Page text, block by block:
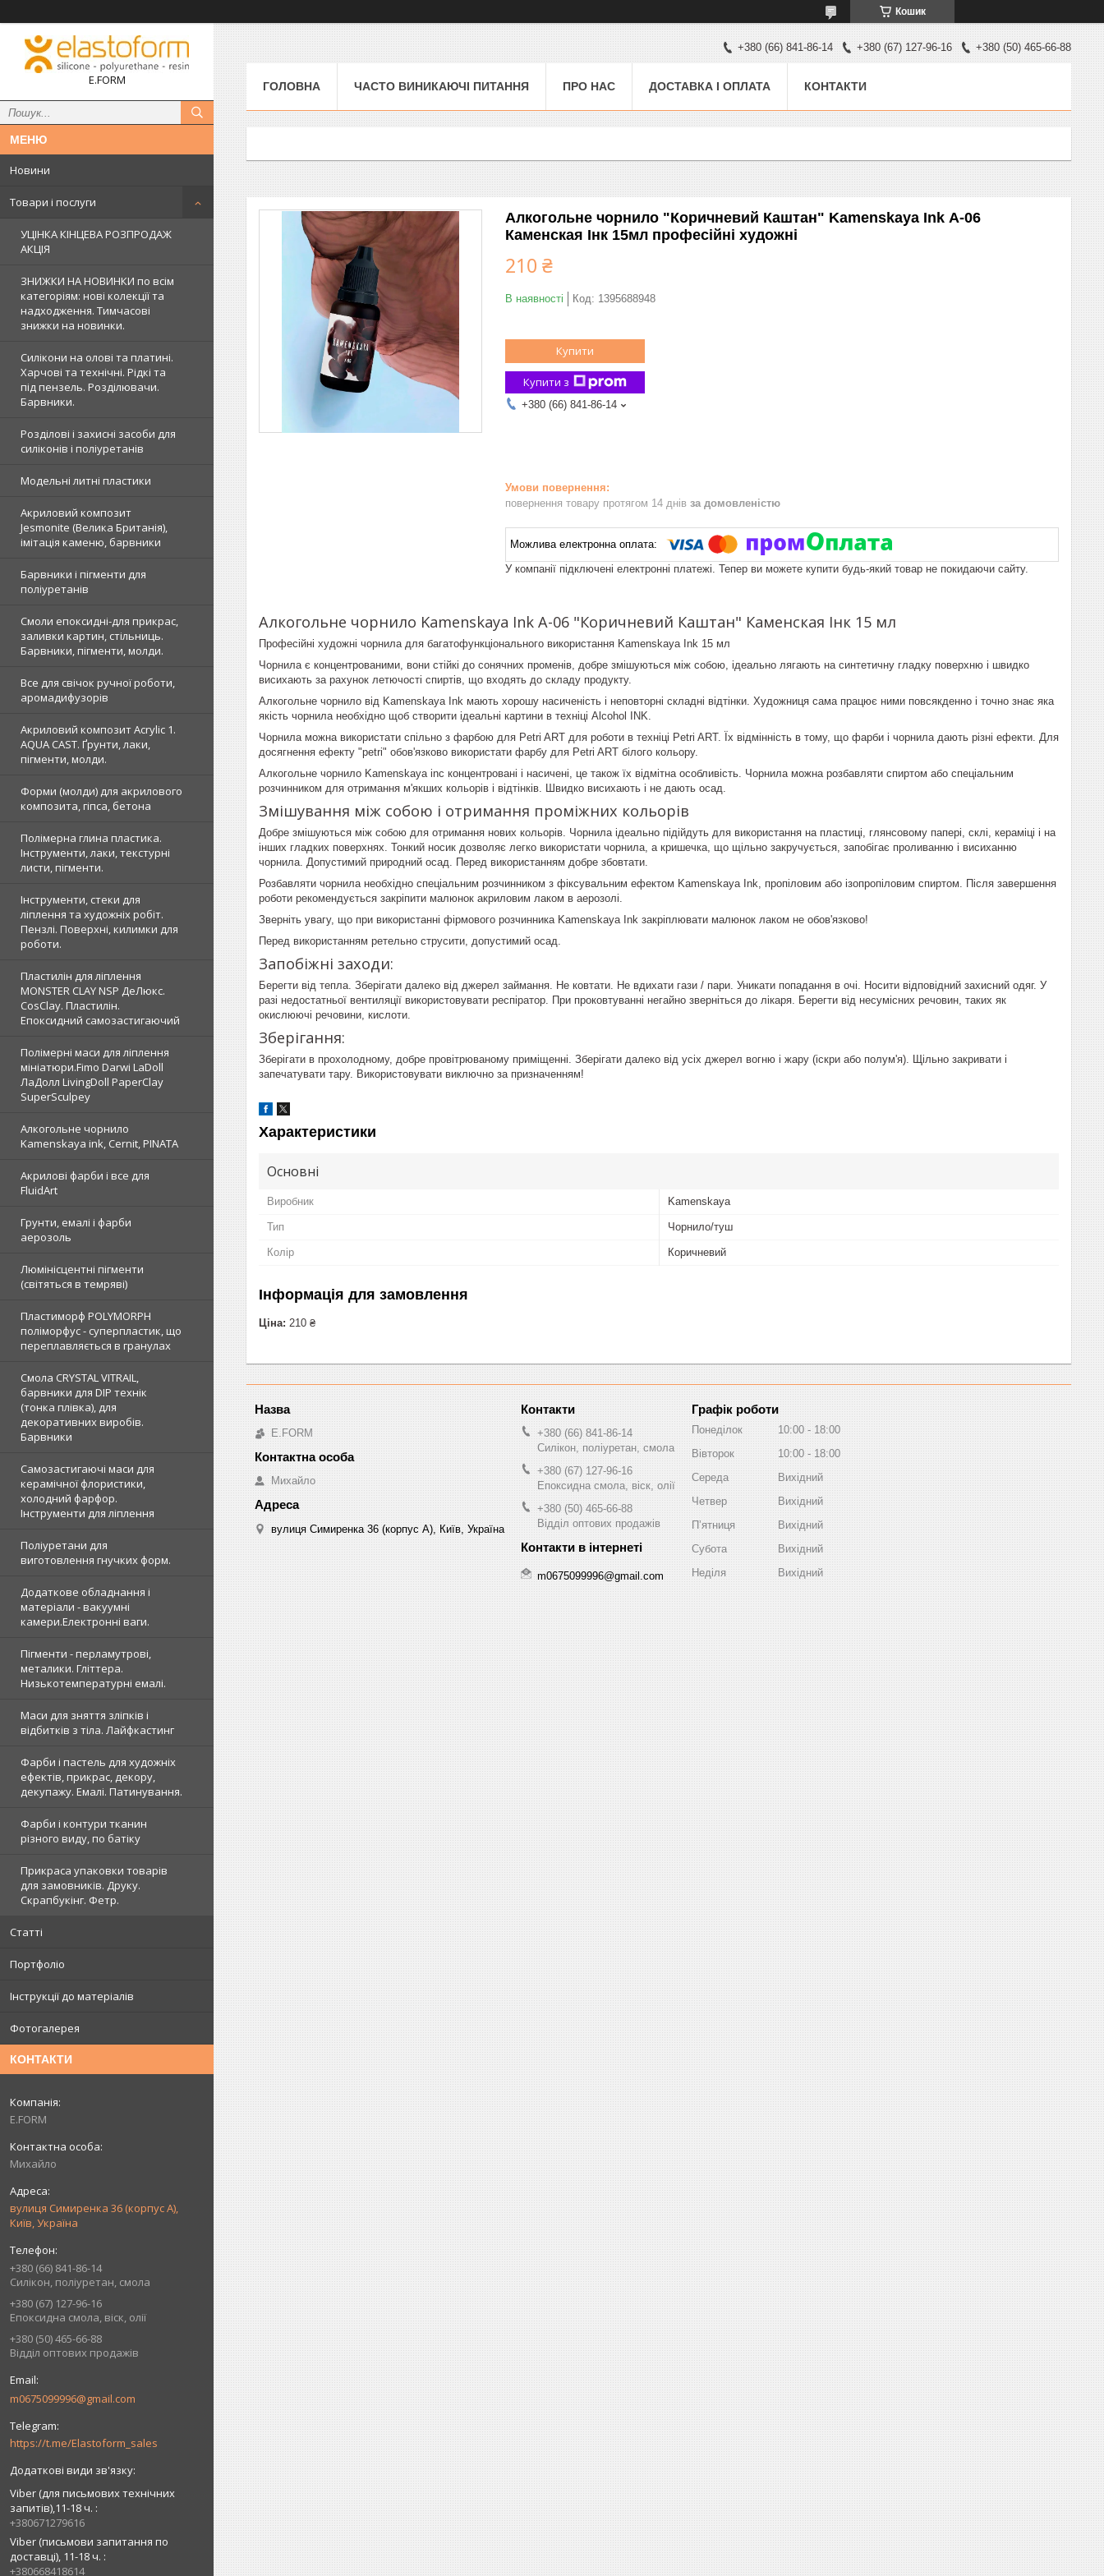
Кошик
E.FORM
Новини
Товари і послуги
УЦІНКА КІНЦЕВА РОЗПРОДАЖ
АКЦІЯ
ЗНИЖКИ НА НОВИНКИ по всім
категоріям: нові колекцїї та
надходження. Тимчасові
знижки на новинки.
Силікони на олові та платині.
Харчові та технічні. Рідкі та
під пензель. Розділювачи.
Барвники.
Розділові і захисні засоби для
силіконів і поліуретанів
Модельні литні пластики
Акриловий композит
Jesmonite (Велика Британія),
імітація каменю, барвники
Барвники і пігменти для
поліуретанів
Смоли епоксидні-для прикрас,
заливки картин, стільниць.
Барвники, пігменти, молди.
Все для свічок ручної роботи,
аромадифузорів
Акриловий композит Acrylic 1.
AQUA CAST. Ґрунти, лаки,
пігменти, молди.
Форми (молди) для акрилового
композита, гіпса, бетона
Полімерна глина пластика.
Інструменти, лаки, текстурні
листи, пігменти.
Інструменти, стеки для
ліплення та художніх робіт.
Пензлі. Поверхні, килимки для
роботи.
Пластилін для ліплення
MONSTER CLAY NSP ДеЛюкс.
CosClay. Пластилін.
Епоксидний самозастигаючий
Полімерні маси для ліплення
мініатюри.Fimo Darwi LaDoll
ЛаДолл LivingDoll PaperClay
SuperSculpey
Алкогольне чорнило
Kamenskaya ink, Cernit, PINATA
Акрилові фарби і все для
FluidArt
Грунти, емалі і фарби
аерозоль
Люмінісцентні пігменти
(світяться в темряві)
Пластиморф POLYMORPH
поліморфус - суперпластик, що
переплавляється в гранулах
Смола CRYSTAL VITRAIL,
барвники для DIP технік
(тонка плівка), для
декоративних виробів.
Барвники
Самозастигаючі маси для
керамічної флористики,
холодний фарфор.
Інструменти для ліплення
Поліуретани для
виготовлення гнучких форм.
Додаткове обладнання і
матеріали - вакуумні
камери.Електронні ваги.
Пігменти - перламутрові,
металики. Гліттера.
Низькотемпературні емалі.
Маси для зняття зліпків і
відбитків з тіла. Лайфкастинг
Фарби і пастель для художніх
ефектів, прикрас, декору,
декупажу. Емалі. Патинування.
Фарби і контури тканин
різного виду, по батіку
Прикраса упаковки товарів
для замовників. Друку.
Скрапбукінг. Фетр.
Статті
Портфоліо
Інструкції до матеріалів
Фотогалерея
КОНТАКТИ
E.FORM
Михайло
вулиця Симиренка 36 (корпус А),
Київ, Україна
+380 (66) 841-86-14
Силікон, поліуретан, смола
+380 (67) 127-96-16
Епоксидна смола, віск, олії
+380 (50) 465-66-88
Відділ оптових продажів
m0675099996@gmail.com
https://t.me/Elastoform_sales
Viber (для письмових технічних
запитів),11-18 ч.
+380671279616
Viber (письмови запитання по
доставці), 11-18 ч.
+380668418614
+380 (66) 841-86-14 +380 (67) 127-96-16 +380 (50) 465-66-88
ГОЛОВНА ЧАСТО ВИНИКАЮЧІ ПИТАННЯ ПРО НАС ДОСТАВКА І ОПЛАТА КОНТАКТИ
Алкогольне чорнило "Коричневий Каштан" Kamenskaya Ink А-06
Каменская Інк 15мл професійні художні
210 ₴
В наявності Код: 1395688948
Купити
Купити з
+380 (66) 841-86-14
повернення товару протягом 14 днів за домовленістю
У компанії підключені електронні платежі. Тепер ви можете купити будь-який товар не покидаючи сайту.
Алкогольне чорнило Kamenskaya Ink А-06 "Коричневий Каштан" Каменская Інк 15 мл
Професійні художні чорнила для багатофункціонального використання Kamenskaya Ink 15 мл
Чорнила є концентрованими, вони стійкі до сонячних променів, добре змішуються між собою, ідеально лягають на синтетичну гладку поверхню і швидко
висихають за рахунок летючості спиртів, що входять до складу продукту.
Алкогольне чорнило від Kamenskaya Ink мають хорошу насиченість і неповторні складні відтінки. Художниця сама працює ними повсякденно і точно знає яка
якість чорнила необхідно щоб створити ідеальні картини в техніці Alcohol INK.
Чорнила можна використати спільно з фарбою для Petri ART для роботи в техніці Petri ART. Їх відмінність в тому, що фарби і чорнила дають різні ефекти. Для
досягнення ефекту "petri" обов'язково використати фарбу для Petri ART білого кольору.
Алкогольне чорнило Kamenskaya inc концентровані і насичені, це також їх відмітна особливість. Чорнила можна розбавляти спиртом або спеціальним
розчинником для отримання м'якших кольорів і відтінків. Швидко висиxають і не дають осад.
Змішування між собою і отримання проміжних кольорів
Добре змішуються між собою для отримання нових кольорів. Чорнила ідеально підійдуть для використання на пластиці, глянсовому папері, склі, кераміці і на
інших гладких поверхнях. Тонкий носик дозволяє легко використати чорнила, а кришечка, що щільно закручується, запобігає проливанню і висиханню
чорнила. Допустимий природний осад. Перед використанням добре збовтати.
Розбавляти чорнила необхідно спеціальним розчинником з фіксувальним ефектом Kamenskaya Ink, пропіловим або ізопропіловим спиртом. Після завершення
роботи рекомендується закріпити малюнок акриловим лаком в аерозолі.
Зверніть увагу, що при використанні фірмового розчинника Kamenskaya Ink закріплювати малюнок лаком не обов'язково!
Перед використанням ретельно струсити, допустимий осад.
Запобіжні заходи:
Берегти від тепла. Зберігати далеко від джерел займання. Не ковтати. Не вдихати гази / пари. Уникати попадання в очі. Носити відповідний захисний одяг. У
разі недостатньої вентиляції використовувати респіратор. При проковтуванні негайно зверніться до лікаря. Берегти від несумісних речовин, таких як
окислюючі речовини, кислоти.
Зберігання:
Зберігати в прохолодному, добре провітрюваному приміщенні. Зберігати далеко від усіх джерел вогню і жару (іскри або полум'я). Щільно закривати і
запечатувати тару. Використовувати виключно за призначенням!
Характеристики
Основні
Виробник Kamenskaya
Тип Чорнило/туш
Колір Коричневий
Інформація для замовлення
Ціна: 210 ₴
E.FORM
Михайло
вулиця Симиренка 36 (корпус А), Київ, Україна
+380 (66) 841-86-14
Силікон, поліуретан, смола
+380 (67) 127-96-16
Епоксидна смола, віск, олії
+380 (50) 465-66-88
Відділ оптових продажів
m0675099996@gmail.com
Графік роботи
Понеділок 10:00
18:00
Вівторок
10:00
18:00
Середа
Вихідний
Четвер
Вихідний
Пʼятниця
Вихідний
Субота
Вихідний
Неділя
Вихідний